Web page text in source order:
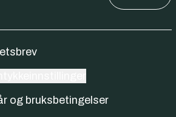
og bruksbetingelser